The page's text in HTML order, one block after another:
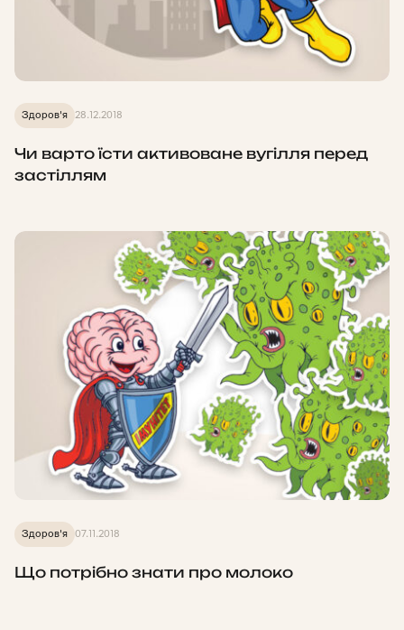
Здоров'я 28.12.2018
Чи варто їсти активоване вугілля перед
застіллям
Здоров'я 07.11.2018
Що потрібно знати про молоко